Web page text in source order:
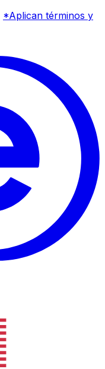
*Aplican términos y